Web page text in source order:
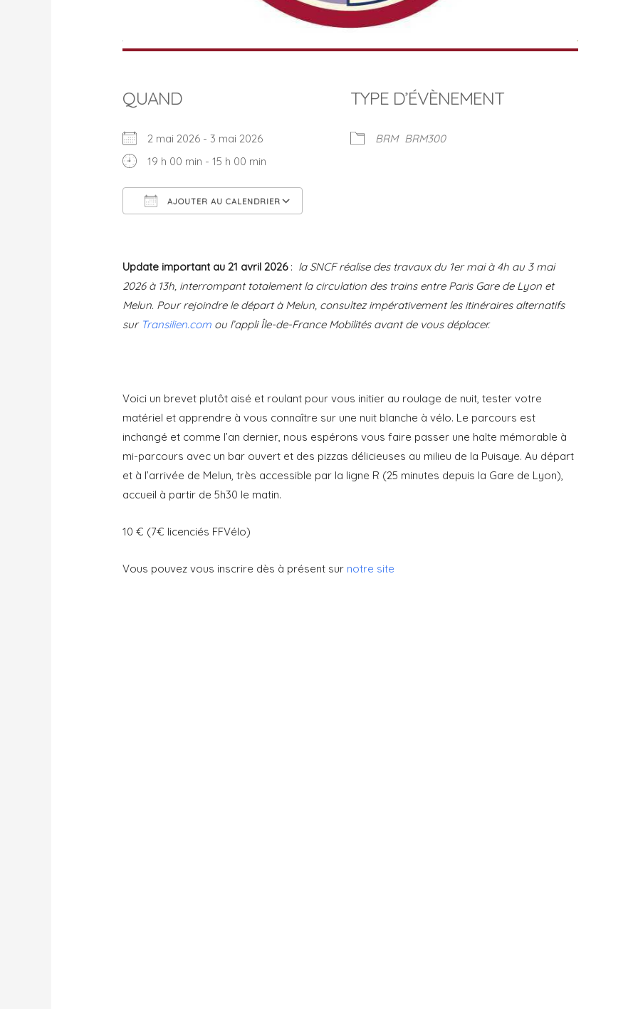
QUAND
2 mai 2026 - 3 mai 2026
19 h 00 min - 15 h 00 min
AJOUTER AU CALENDRIER
TYPE D’ÉVÈNEMENT
BRM BRM300
Update important au 21 avril 2026: la SNCF réalise des travaux du 1er mai à 4h au 3 mai
2026 à 13h, interrompant totalement la circulation des trains entre Paris Gare de Lyon et
Melun. Pour rejoindre le départ à Melun, consultez impérativement les itinéraires alternatifs
sur Transilien.com ou l’appli Île-de-France Mobilités avant de vous déplacer.
Voici un brevet plutôt aisé et roulant pour vous initier au roulage de nuit,tester votre
matériel et apprendre à vous connaître sur une nuit blanche àvélo. Le parcours est
inchangé et comme l’an dernier, nous espérons vousfaire passer une halte mémorable à
mi-parcours avec un bar ouvert et des pizzas délicieuses au milieu de la Puisaye. Au départ
et à l’arrivée de Melun,très accessible par la ligne R (25 minutes depuis la Gare de Lyon),
accueil à partir de 5h30 le matin.
10 € (7€ licenciés FFVélo)
Vous pouvez vous inscrire dès à présent sur notre site